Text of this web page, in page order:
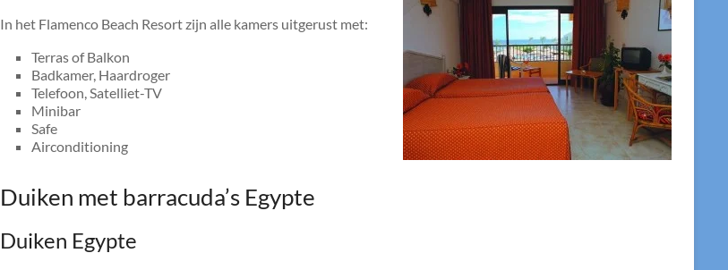
In het Flamenco Beach Resort zijn alle kamers uitgerust met:
Terras of Balkon
Badkamer, Haardroger
Telefoon, Satelliet-TV
Minibar
Safe
Airconditioning
Duiken met barracuda’s Egypte
Duiken Egypte